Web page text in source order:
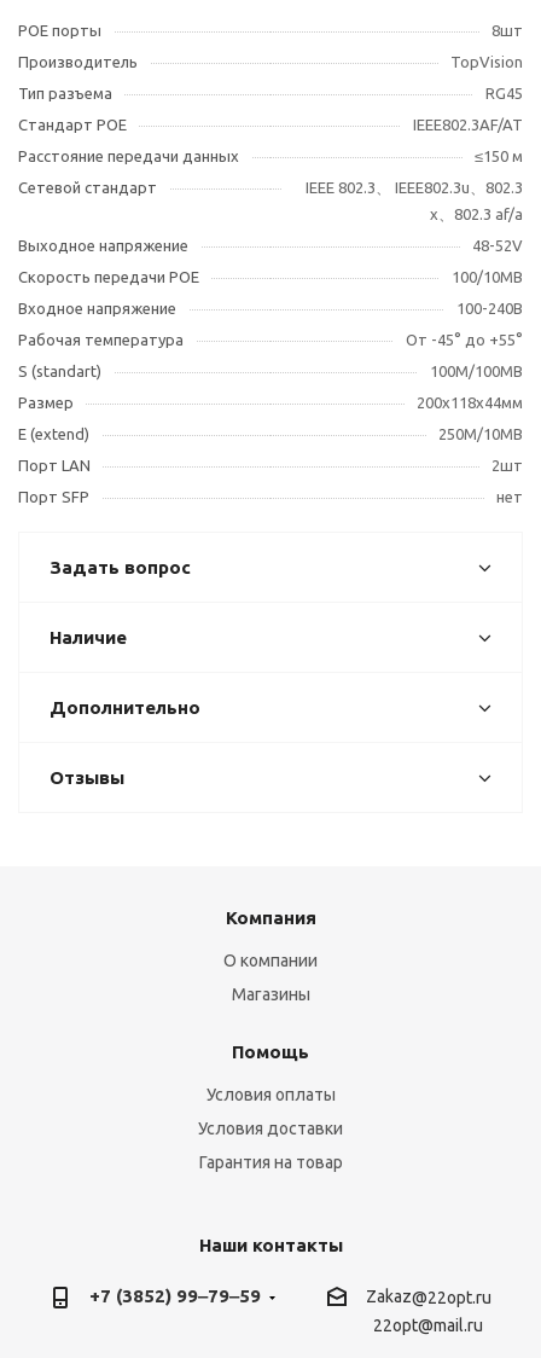
POE порты
8шт
Производитель
TopVision
Тип разъема
RG45
Стандарт POE
IEEE802.3AF/AT
Расстояние передачи данных
≤150 м
Сетевой стандарт
IEEE 802.3、 IEEE802.3u、802.3
x、802.3 af/a
Выходное напряжение
48-52V
Скорость передачи POE
100/10MB
Входное напряжение
100-240В
Рабочая температура
От -45° до +55°
S (standart)
100М/100MB
Размер
200х118х44мм
E (extend)
250M/10MB
Порт LAN
2шт
Порт SFP
нет
Задать вопрос
Наличие
Дополнительно
Отзывы
Компания
О компании
Магазины
Помощь
Условия оплаты
Условия доставки
Гарантия на товар
Наши контакты
+7 (3852) 99‒79‒59 Zakaz@22opt.ru
22opt@mail.ru